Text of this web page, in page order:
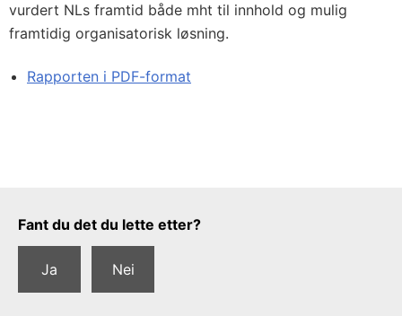
vurdert NLs framtid både mht til innhold og mulig
framtidig organisatorisk løsning.
Rapporten i PDF-format
Tilbakemeldingsskjema
Fant du det du lette etter?
Ja Nei